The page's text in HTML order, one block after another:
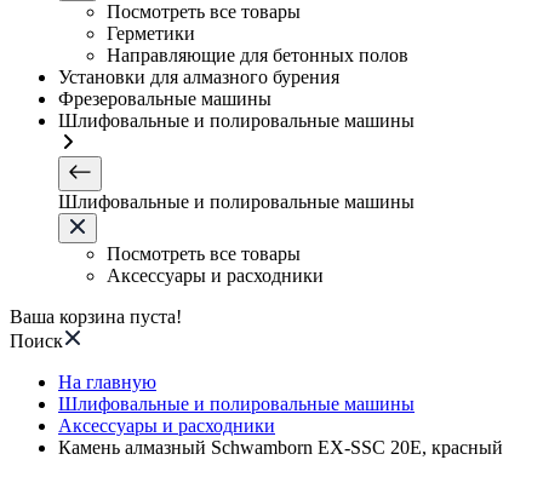
Посмотреть все товары
Герметики
Направляющие для бетонных полов
Установки для алмазного бурения
Фрезеровальные машины
Шлифовальные и полировальные машины
Шлифовальные и полировальные машины
Посмотреть все товары
Аксессуары и расходники
Ваша корзина пуста!
Поиск
На главную
Шлифовальные и полировальные машины
Аксессуары и расходники
Камень алмазный Schwamborn EX-SSC 20E, красный